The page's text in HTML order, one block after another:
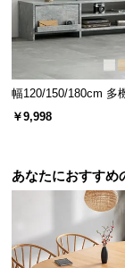
に
つ
返
ャ
ル
に
幅120/150/180cm 多
ード 木目/石目調 オ
￥9,998
あなたにおすすめ